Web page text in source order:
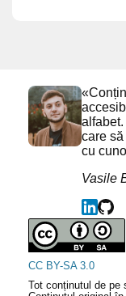
care
cu
Vasile
CC BY-SA 3.0
Tot conținutul de pe